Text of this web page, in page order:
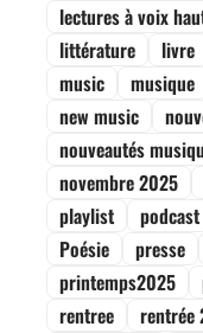
lectures à voix
littérature
livre
music
musique
new music
nouveautés
novembre 2025
playlist
podcast
Poésie
presse
printemps2025
rentree
rentrée